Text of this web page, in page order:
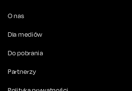
O nas
Dla mediów
Do pobrania
Partnerzy